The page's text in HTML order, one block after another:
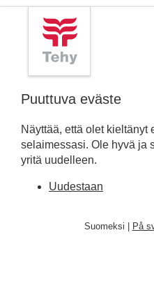
Puuttuva eväste
Näyttää, että olet kieltänyt
selaimessasi. Ole hyvä ja
yritä uudelleen.
Uudestaan
Suomeksi | På